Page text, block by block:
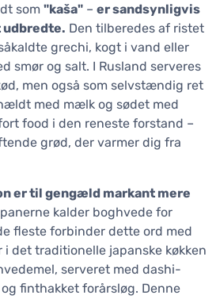
som "kaša" – er sandsynligvis
Den tilberedes af ristet
grechi, kogt i vand eller
smør og salt. I Rusland serveres
men også som selvstændig ret
med mælk og sødet med
food i den reneste forstand –
grød, der varmer dig fra
er til gengæld markant mere
kalder boghvede for
fleste forbinder dette ord med
i det traditionelle japanske køkken
serveret med dashi-
finthakket forårsløg. Denne